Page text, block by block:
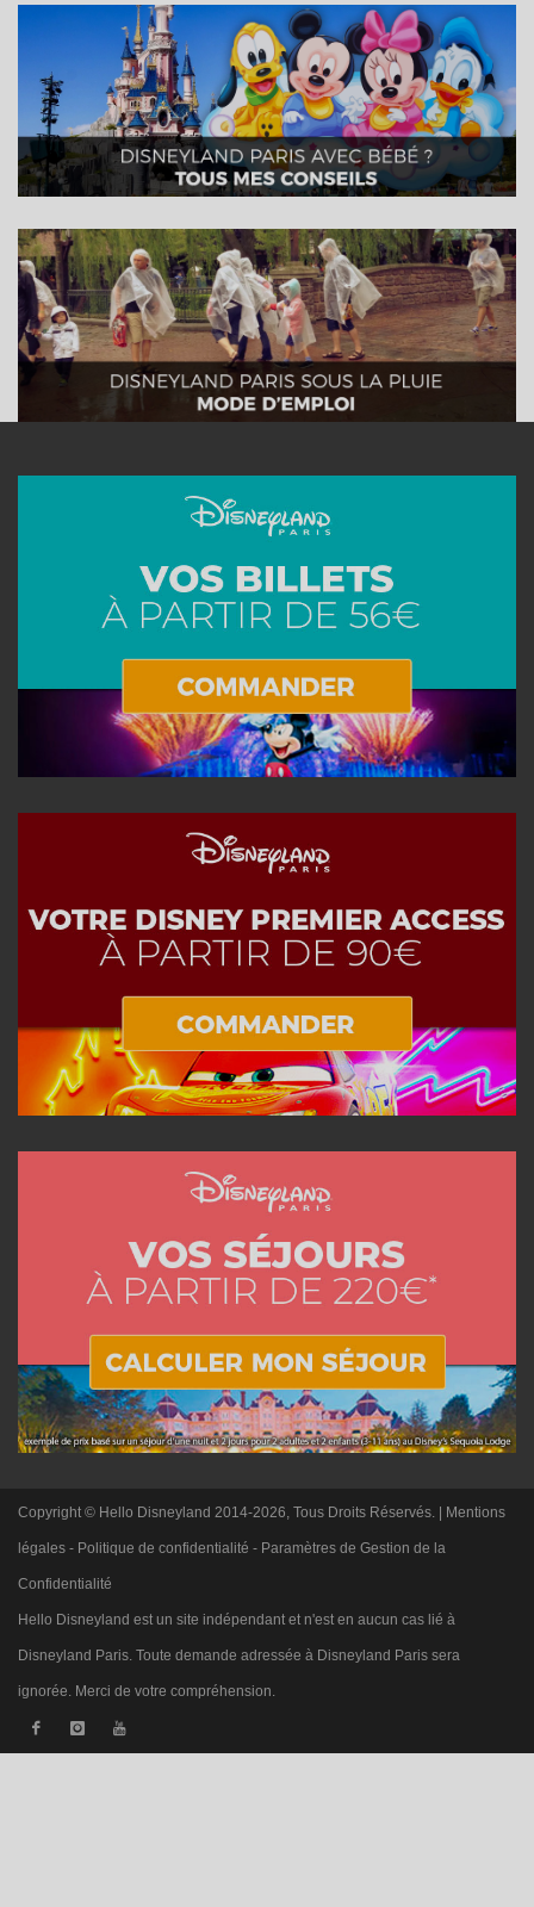
Copyright © Hello Disneyland 2014-2026, Tous Droits Réservés. | Mentions
légales - Politique de confidentialité - Paramètres de Gestion de la
Confidentialité
Hello Disneyland est un site indépendant et n'est en aucun cas lié à
Disneyland Paris. Toute demande adressée à Disneyland Paris sera
ignorée. Merci de votre compréhension.